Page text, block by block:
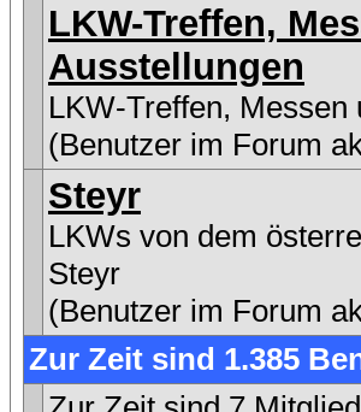
LKW-Treffen,
Ausstellungen
LKW-Treffen, Messen
(Benutzer im Forum
Steyr
LKWs von dem
Steyr
(Benutzer im Forum
Zur Zeit sind 1.385